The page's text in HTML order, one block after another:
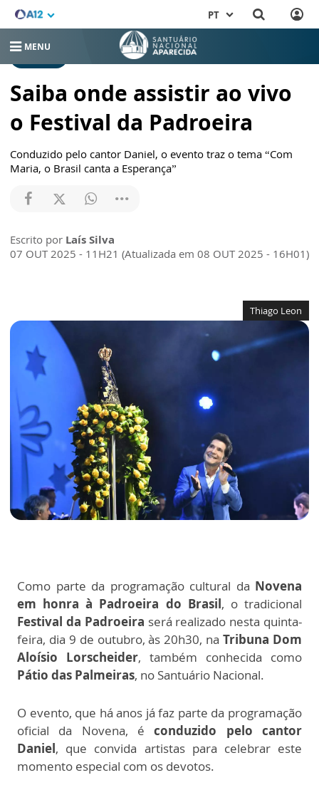
PT
MENU
Saiba onde assistir ao vivo
o Festival da Padroeira
Conduzido pelo cantor Daniel, o evento traz o tema “Com
Maria, o Brasil canta a Esperança”
Escrito por Laís Silva
07 OUT 2025 - 11H21 (Atualizada em 08 OUT 2025 - 16H01)
Thiago Leon
Como parte da programação cultural da Novena
em honra à Padroeira do Brasil, o tradicional
Festival da Padroeira será realizado nesta quinta-
feira, dia 9 de outubro, às 20h30, naTribuna Dom
Aloísio Lorscheider, também conhecida como
Pátio das Palmeiras, no Santuário Nacional.
O evento, que há anos já faz parte da programação
oficial da Novena, éconduzido pelo cantor
Daniel, que convida artistas para celebrar este
momento especial com os devotos.